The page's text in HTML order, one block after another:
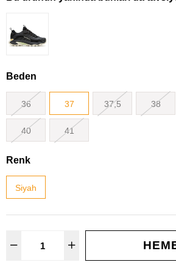
Beden
36 37 37,5 38
40 41
Renk
Siyah